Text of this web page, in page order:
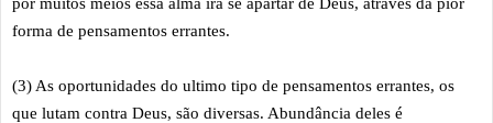
forma de pensamentos errantes.
(3) As oportunidades do ultimo tipo de pensamentos errantes, os
que lutam contra Deus, são diversas. Abundância deles é